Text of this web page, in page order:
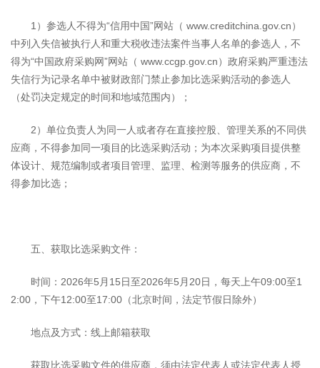
1）参选人不得为“信用中国”网站（ www.creditchina.gov.cn）
中列入失信被执行人和重大税收违法案件当事人名单的参选人，不
得为“中国政府采购网”网站（ www.ccgp.gov.cn）政府采购严重违法
失信行为记录名单中被财政部门禁止参加比选采购活动的参选人
（处罚决定规定的时间和地域范围内）；
2）单位负责人为同一人或者存在直接控股、管理关系的不同供
应商，不得参加同一项目的比选采购活动；为本次采购项目提供整
体设计、规范编制或者项目管理、监理、检测等服务的供应商，不
得参加比选；
五、获取比选采购文件：
时间：2026年5月15日至2026年5月20日，每天上午09:00至1
2:00，下午12:00至17:00（北京时间，法定节假日除外）
地点及方式：线上邮箱获取
获取比选采购文件的供应商，须由法定代表人或法定代表人授